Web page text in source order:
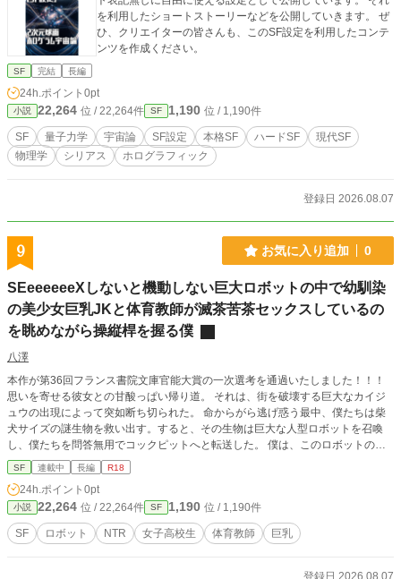
神 ファイアと現代の人間のミミトが異世界で起こる現象に立ち向かう王道異世
界ファンタジー。 <a href="https://www.alphapolis.co.jp/cont_access2.php?citi_
cont_id=464077108" target="_blank"><img src="https://www.alphapolis.co.jp/co
nt_access.php?citi_cont_id=464077108&size=300" width="300" height="45" alt
=""/></a>
を利用したショートストーリーなどを公開していきます。 ぜ
ひ、クリエイターの皆さんも、このSF設定を利用したコンテ
ンツを作成ください。
SF 完結 長編
24h.ポイント 0pt
小説 22,264 位 / 22,264件 SF 1,190 位 / 1,190件
SF 量子力学 宇宙論 SF設定 本格SF ハードSF
現代SF
物理学
シリアス ホログラフィック
登録日 2026.08.07
9 お気に入り追加 0
SEeeeeeeXしないと機動しない巨大ロボットの中で幼馴染
の美少女巨乳JKと体育教師が滅茶苦茶セックスしているの
を眺めながら操縦桿を握る僕
八澤
本作が第36回フランス書院文庫官能大賞の一次選考を通過いたしました！！！
思いを寄せる彼女との甘酸っぱい帰り道。 それは、街を破壊する巨大なカイジ
ュウの出現によって突如断ち切られた。 命からがら逃げ惑う最中、僕たちは柴
犬サイズの謎生物を救い出す。すると、その生物は巨大な人型ロボットを召喚
し、僕たちを問答無用でコックピットへと転送した。 僕は、このロボットのパ
イロットに任命された。戸惑いつつも内心ワクワクしていたが、その生物が告げ
た驚愕の起動条件に僕と彼女は絶句する……。 ──この機体の唯一のエネルギー
源は、ニンゲンの『強い感情』から生み出されるという。 つまり、カイジュウ
に対抗する力を得るために、僕と彼女で感情を極限まで高め合う必要がある。そ
のためには── 『セックスしないと、巨大ロボットは起動しない』 だが、僕と彼
女のセックスではこの巨大ロボットを動かせないことが発覚する。その時、逃げ
僕の目の前で二人はキスをはじめ、僕は操縦桿を握りしめながら、二人が滅茶苦
SF 連載中 長編 R18
24h.ポイント 0pt
小説 22,264 位 / 22,264件 SF 1,190 位 / 1,190件
SF ロボット NTR 女子高校生 体育教師 巨乳
登録日 2026.08.07